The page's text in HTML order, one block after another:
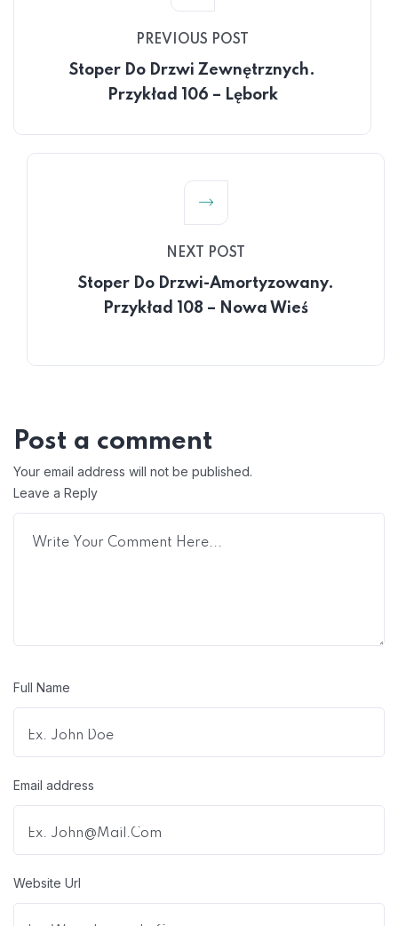
PREVIOUS POST
Stoper Do Drzwi Zewnętrznych.
Przykład 106 – Lębork
NEXT POST
Stoper Do Drzwi-Amortyzowany.
Przykład 108 – Nowa Wieś
Post a comment
Your email address will not be published.
Leave a Reply
Full Name
Email address
Website Url